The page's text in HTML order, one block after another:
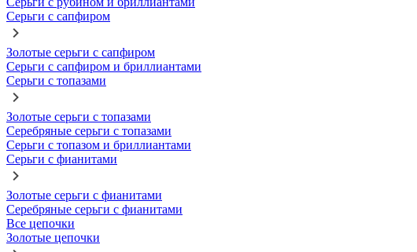
Серьги с сапфиром
Золотые серьги с сапфиром
Серьги с сапфиром и бриллиантами
Серьги с топазами
Золотые серьги с топазами
Серебряные серьги с топазами
Серьги с топазом и бриллиантами
Серьги с фианитами
Золотые серьги с фианитами
Серебряные серьги с фианитами
Все цепочки
Золотые цепочки